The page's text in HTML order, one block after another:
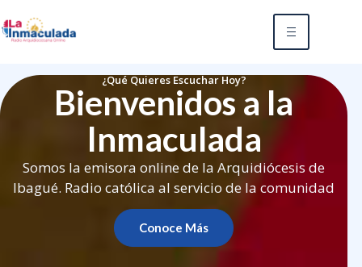
¿Qué Quieres Escuchar Hoy?
Bienvenidos a la
Inmaculada
Somos la emisora online de la Arquidiócesis de
Ibagué. Radio católica al servicio de la comunidad
Conoce Más